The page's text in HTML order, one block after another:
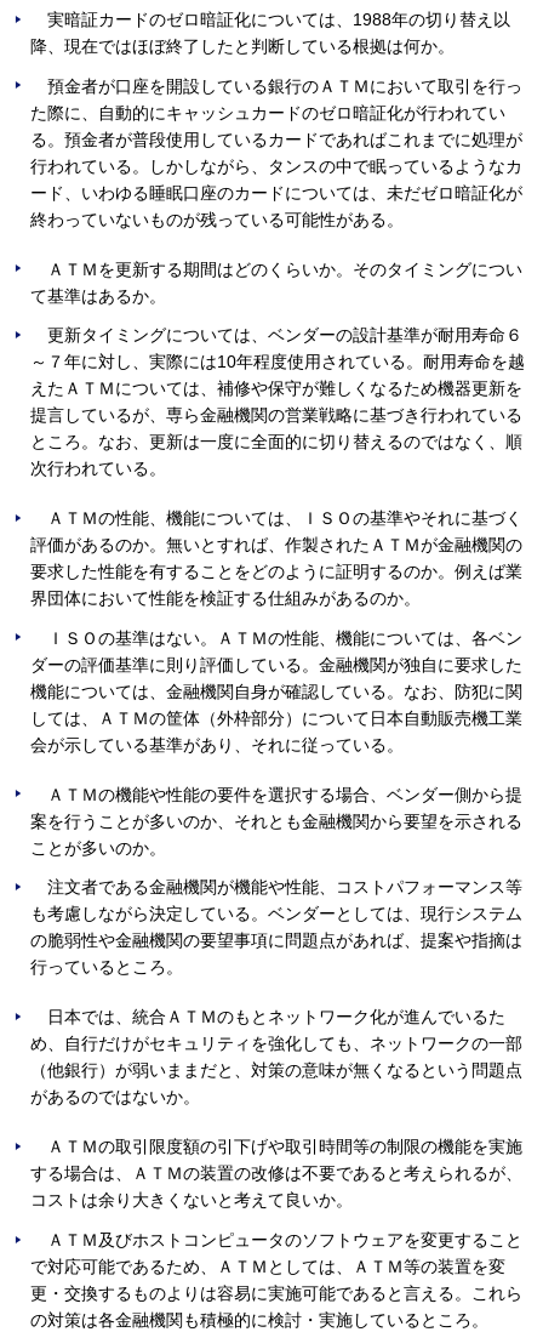
実暗証カードのゼロ暗証化については、1988年の切り替え以
降、現在ではほぼ終了したと判断している根拠は何か。
預金者が口座を開設している銀行のＡＴＭにおいて取引を行っ
た際に、自動的にキャッシュカードのゼロ暗証化が行われてい
る。預金者が普段使用しているカードであればこれまでに処理が
行われている。しかしながら、タンスの中で眠っているようなカ
ード、いわゆる睡眠口座のカードについては、未だゼロ暗証化が
終わっていないものが残っている可能性がある。
ＡＴＭを更新する期間はどのくらいか。そのタイミングについ
て基準はあるか。
更新タイミングについては、ベンダーの設計基準が耐用寿命６
～７年に対し、実際には10年程度使用されている。耐用寿命を越
えたＡＴＭについては、補修や保守が難しくなるため機器更新を
提言しているが、専ら金融機関の営業戦略に基づき行われている
ところ。なお、更新は一度に全面的に切り替えるのではなく、順
次行われている。
ＡＴＭの性能、機能については、ＩＳＯの基準やそれに基づく
評価があるのか。無いとすれば、作製されたＡＴＭが金融機関の
要求した性能を有することをどのように証明するのか。例えば業
界団体において性能を検証する仕組みがあるのか。
ＩＳＯの基準はない。ＡＴＭの性能、機能については、各ベン
ダーの評価基準に則り評価している。金融機関が独自に要求した
機能については、金融機関自身が確認している。なお、防犯に関
しては、ＡＴＭの筐体（外枠部分）について日本自動販売機工業
会が示している基準があり、それに従っている。
ＡＴＭの機能や性能の要件を選択する場合、ベンダー側から提
案を行うことが多いのか、それとも金融機関から要望を示される
ことが多いのか。
注文者である金融機関が機能や性能、コストパフォーマンス等
も考慮しながら決定している。ベンダーとしては、現行システム
の脆弱性や金融機関の要望事項に問題点があれば、提案や指摘は
行っているところ。
日本では、統合ＡＴＭのもとネットワーク化が進んでいるた
め、自行だけがセキュリティを強化しても、ネットワークの一部
（他銀行）が弱いままだと、対策の意味が無くなるという問題点
があるのではないか。
ＡＴＭの取引限度額の引下げや取引時間等の制限の機能を実施
する場合は、ＡＴＭの装置の改修は不要であると考えられるが、
コストは余り大きくないと考えて良いか。
ＡＴＭ及びホストコンピュータのソフトウェアを変更すること
で対応可能であるため、ＡＴＭとしては、ＡＴＭ等の装置を変
更・交換するものよりは容易に実施可能であると言える。これら
の対策は各金融機関も積極的に検討・実施しているところ。